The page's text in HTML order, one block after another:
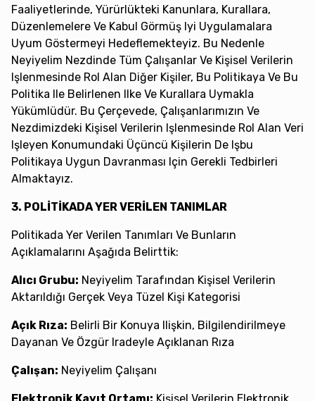
Faaliyetlerinde, Yürürlükteki Kanunlara, Kurallara,
Düzenlemelere Ve Kabul Görmüş Iyi Uygulamalara
Uyum Göstermeyi Hedeflemekteyiz. Bu Nedenle
Neyiyelim Nezdinde Tüm Çalışanlar Ve Kişisel Verilerin
Işlenmesinde Rol Alan Diğer Kişiler, Bu Politikaya Ve Bu
Politika Ile Belirlenen Ilke Ve Kurallara Uymakla
Yükümlüdür. Bu Çerçevede, Çalışanlarımızın Ve
Nezdimizdeki Kişisel Verilerin Işlenmesinde Rol Alan Veri
Işleyen Konumundaki Üçüncü Kişilerin De Işbu
Politikaya Uygun Davranması Için Gerekli Tedbirleri
Almaktayız.
3. POLİTİKADA YER VERİLEN TANIMLAR
Politikada Yer Verilen Tanımları Ve Bunların
Açıklamalarını Aşağıda Belirttik:
Alıcı Grubu: Neyiyelim Tarafından Kişisel Verilerin
Aktarıldığı Gerçek Veya Tüzel Kişi Kategorisi
Açık Rıza: Belirli Bir Konuya Ilişkin, Bilgilendirilmeye
Dayanan Ve Özgür Iradeyle Açıklanan Rıza
Çalışan: Neyiyelim Çalışanı